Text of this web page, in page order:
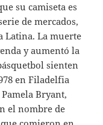
su camiseta es
de mercados,
Latina. La muerte
y aumentó la
sienten
en Filadelfia
Bryant,
el nombre de